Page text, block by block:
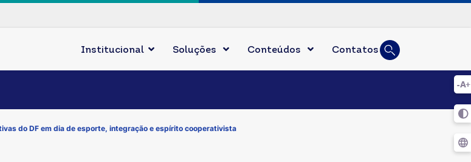
Busca
Digite duas ou
Institucional Soluções Conteúdos Contatos
do DF em dia de esporte, integração e espírito cooperativista